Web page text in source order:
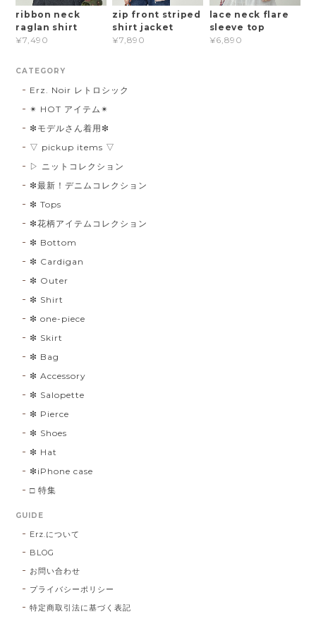
ribbon neck
raglan shirt
¥7,490
zip front striped
shirt jacket
¥7,890
lace neck flare
sleeve top
¥6,890
CATEGORY
Erz. Noir レトロシック
✴︎ HOT アイテム✴︎
❇︎モデルさん着用❇︎
▽ pickup items ▽
▷ ニットコレクション
❇︎最新！デニムコレクション
❇︎ Tops
❇︎花柄アイテムコレクション
❇︎ Bottom
❇︎ Cardigan
❇︎ Outer
❇︎ Shirt
❇︎ one-piece
❇︎ Skirt
❇︎ Bag
❇︎ Accessory
❇︎ Salopette
❇︎ Pierce
❇︎ Shoes
❇︎ Hat
❇︎iPhone case
□ 特集
GUIDE
Erz.について
BLOG
お問い合わせ
プライバシーポリシー
特定商取引法に基づく表記